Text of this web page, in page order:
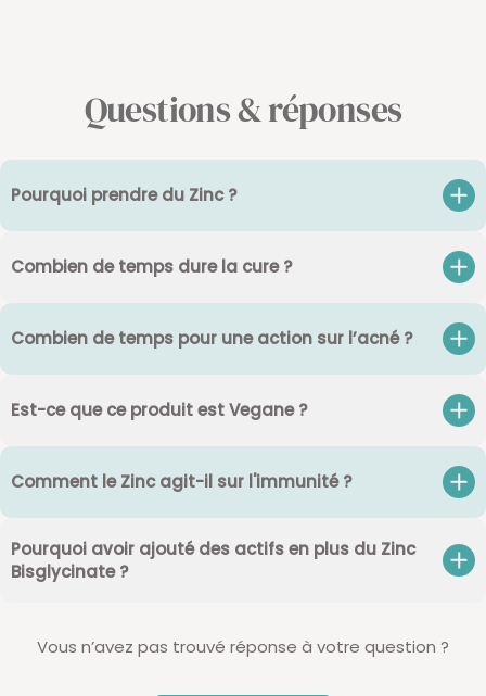
Questions & réponses
Pourquoi prendre du Zinc ?
Combien de temps dure la cure ?
Combien de temps pour une action sur l’acné ?
Est-ce que ce produit est Vegane ?
Comment le Zinc agit-il sur l'immunité ?
Pourquoi avoir ajouté des actifs en plus du Zinc
Bisglycinate ?
Vous n’avez pas trouvé réponse à votre question ?